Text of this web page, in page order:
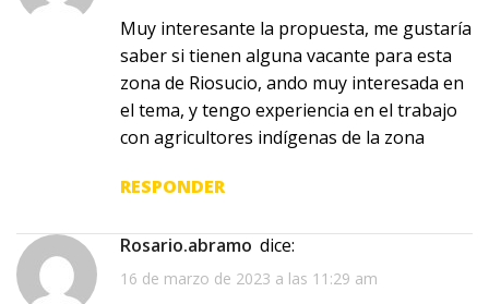
Muy interesante la propuesta, me gustaría
saber si tienen alguna vacante para esta
zona de Riosucio, ando muy interesada en
el tema, y tengo experiencia en el trabajo
con agricultores indígenas de la zona
RESPONDER
rosario.abramo dice:
16 de marzo de 2023 a las 11:29 am